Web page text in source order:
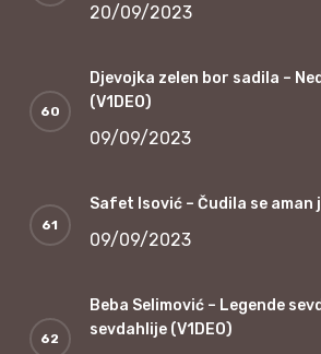
20/09/2023
Djevojka zelen bor sadila –
(V1DEO)
09/09/2023
Safet Isović – Čudila se aman
09/09/2023
Beba Selimović – Legende
sevdahlije (V1DEO)